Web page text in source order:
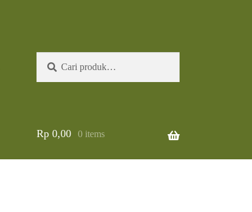
untuk:
Rp0,00 0 items